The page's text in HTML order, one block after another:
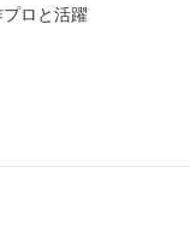
ロと活躍